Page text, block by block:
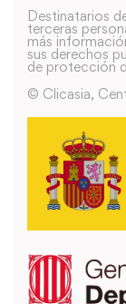
Destinatarios
terceras
más
sus derechos
de protección
© Clicasia,